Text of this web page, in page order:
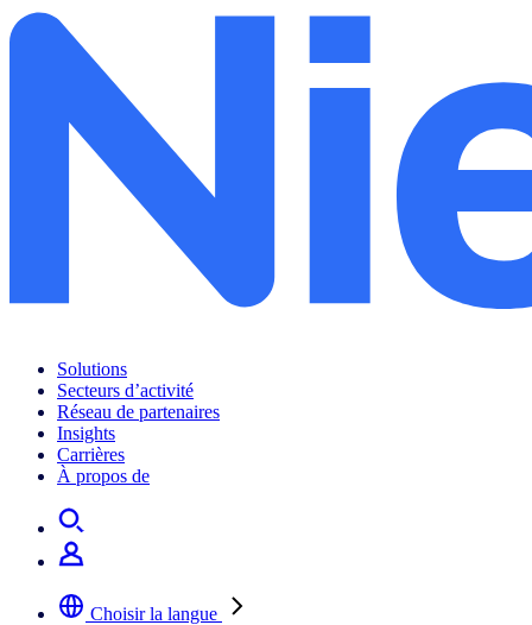
Solutions
Secteurs d’activité
Réseau de partenaires
Insights
Carrières
À propos de
Choisir la langue